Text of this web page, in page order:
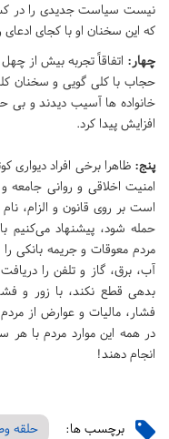
نیست سیاست جدیدی را در
که این سخنان او با کجای
چهار: اتفاقاً تجربه بیش از
حجاب با کلی گویی و سخنان
خانواده ها آسیب دیدند و بی
افزایش پیدا کرد.
پنج: ظاهرا برخی افراد
امنیت اخلاقی و روانی جامعه
است بر روی قانون و الزام،
حمله شود، پیشنهاد می‌کنیم
مردم معوقات و جریمه بانکی را
آب، برق، گاز و تلفن را
بدهی قطع نکند، با زور و
فشار، مالیات و عوارض از
در همه این موارد مردم با هر
انجام دهند!
برچسب ها: حلقه